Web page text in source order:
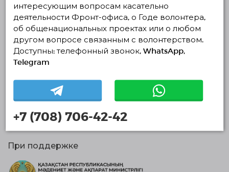
Контакты
О нас
Проекты
Отчеты
Организации
Новости
Волонтеры
При поддержке
интересующим вопросам касательно
деятельности Фронт-офиса, о Годе волонтера,
об общенациональных проектах или о любом
другом вопросе связанным с волонтерством.
Доступны: телефонный звонок, WhatsApp,
Telegram
+7 (708) 706-42-42